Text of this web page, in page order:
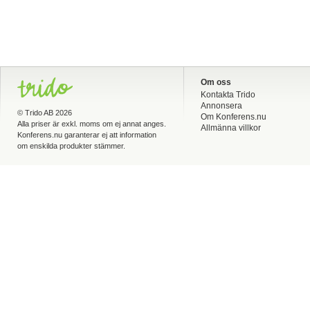
© Trido AB 2026
Alla priser är exkl. moms om ej annat anges.
Konferens.nu garanterar ej att information
om enskilda produkter stämmer.
Om oss
Kontakta Trido
Annonsera
Om Konferens.nu
Allmänna villkor